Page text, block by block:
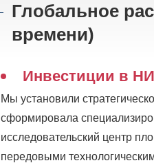
Глобальное
времени)
Инвестиции в
Мы установили
сформировала
исследовательский центр
передовыми